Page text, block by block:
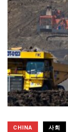
CHINA 사회